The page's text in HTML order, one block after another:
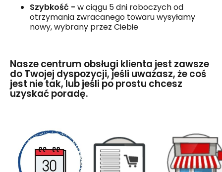
Szybkość - w ciągu 5 dni roboczych od
otrzymania zwracanego towaru wysyłamy
nowy, wybrany przez Ciebie
Nasze centrum obsługi klienta jest zawsze
do Twojej dyspozycji, jeśli uważasz, że coś
jest nie tak, lub jeśli po prostu chcesz
uzyskać poradę.